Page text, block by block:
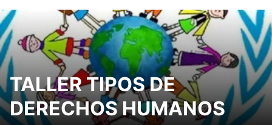
TALLER TIPOS DE
DERECHOS HUMANOS